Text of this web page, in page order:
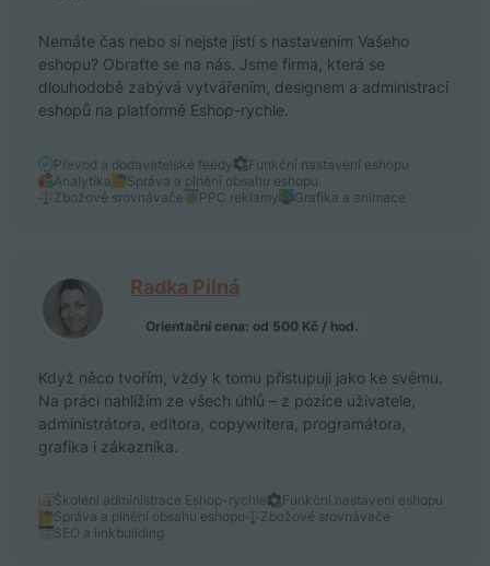
Nemáte čas nebo si nejste jistí s nastavením Vašeho
eshopu? Obraťte se na nás. Jsme firma, která se
dlouhodobě zabývá vytvářením, designem a administrací
eshopů na platformě Eshop-rychle.
Převod a dodavatelské feedy
Funkční nastavení eshopu
Analytika
Správa a plnění obsahu eshopu
Zbožové srovnávače
PPC reklamy Grafika a animace
Radka Pilná
Orientační cena: od 500 Kč / hod.
Když něco tvořím, vždy k tomu přistupuji jako ke svému.
Na práci nahlížím ze všech úhlů – z pozice uživatele,
administrátora, editora, copywritera, programátora,
grafika i zákazníka.
Školení administrace Eshop-rychle
Funkční nastavení eshopu
Správa a plnění obsahu eshopu
Zbožové srovnávače
SEO a linkbuilding